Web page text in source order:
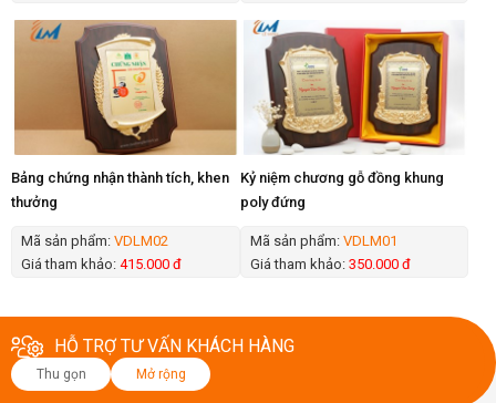
Bảng chứng nhận thành tích, khen
thưởng
Mã sản phẩm: VDLM02
Giá tham khảo: 415.000 đ
Kỷ niệm chương gỗ đồng khung
poly đứng
Mã sản phẩm: VDLM01
Giá tham khảo: 350.000 đ
HỖ TRỢ TƯ VẤN KHÁCH HÀNG
Thu gọn Mở rộng